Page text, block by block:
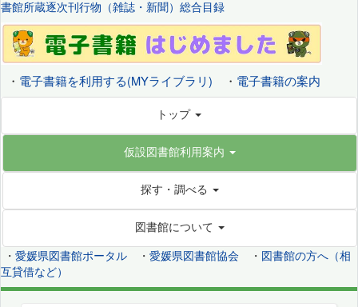
書館所蔵逐次刊行物（雑誌・新聞）総合目録
・ 電子書籍を利用する(MYライブラリ) ・ 電子書籍の案内
トップ
仮設図書館利用案内
探す・調べる
図書館について
・ 愛媛県図書館ポータル ・ 愛媛県図書館協会 ・ 図書館の方へ（相
互貸借など）